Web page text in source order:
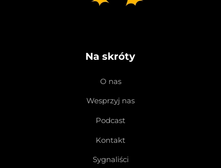
Na skróty
O nas
Wesprzyj nas
Podcast
Kontakt
Sygnaliści